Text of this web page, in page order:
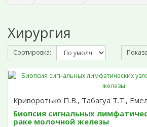
Хирургия
Сортировка:
Криворотько П.В., Табагуа Т.Т.,
Биопсия сигнальных
раке молочной железы